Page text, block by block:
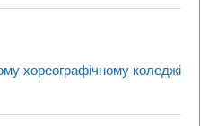
хореографічному коледжі